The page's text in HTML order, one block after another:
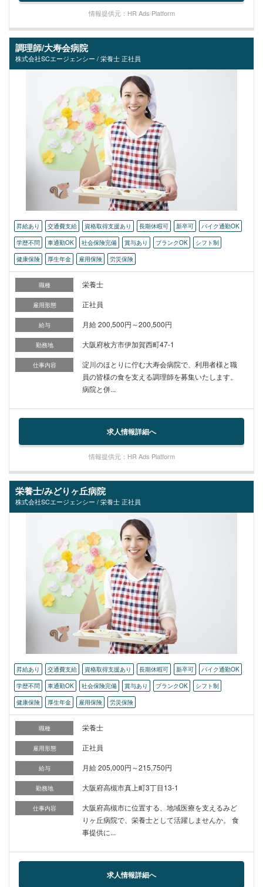
情報提供元：HR Ads Platform
調理師/大寿会病院
株式会社SCエージェンシー / 栄養士 正社員
昇給あり 交通費支給 資格取得支援あり 長期休暇可 新卒可
バイク通勤OK
学歴不問
車通勤OK 社会保険完備 賞与あり ブランクOK
シフト制
健康保険
厚生年金 雇用保険 労災保険
職種 栄養士
雇用形態 正社員
給与 月給 200,500円～200,500円
勤務地 大阪府枚方市伊加賀西町47-1
仕事内容
淀川のほとりに佇む大寿会病院で、利用者様と職
員の皆様の食を支える調理師を募集いたします。
病院と併...
求人情報詳細へ
情報提供元：HR Ads Platform
栄養士/みどりヶ丘病院
株式会社SCエージェンシー / 栄養士 正社員
昇給あり 交通費支給 資格取得支援あり 長期休暇可 新卒可
バイク通勤OK
学歴不問
車通勤OK 社会保険完備 賞与あり ブランクOK
シフト制
健康保険
厚生年金 雇用保険 労災保険
職種 栄養士
雇用形態 正社員
給与 月給 205,000円～215,750円
勤務地 大阪府高槻市真上町3丁目13-1
仕事内容
大阪府高槻市に位置する、地域医療を支えるみど
りヶ丘病院で、栄養士として活躍しませんか。 食
事提供に...
求人情報詳細へ